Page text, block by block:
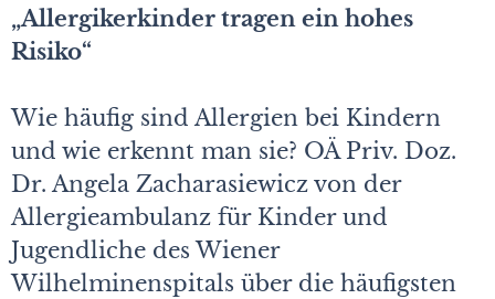
„Allergikerkinder tragen ein hohes
Risiko“
Wie häufig sind Allergien bei Kindern
und wie erkennt man sie? OÄ Priv. Doz.
Dr. Angela Zacharasiewicz von der
Allergieambulanz für Kinder und
Jugendliche des Wiener
Wilhelminenspitals über die häufigsten